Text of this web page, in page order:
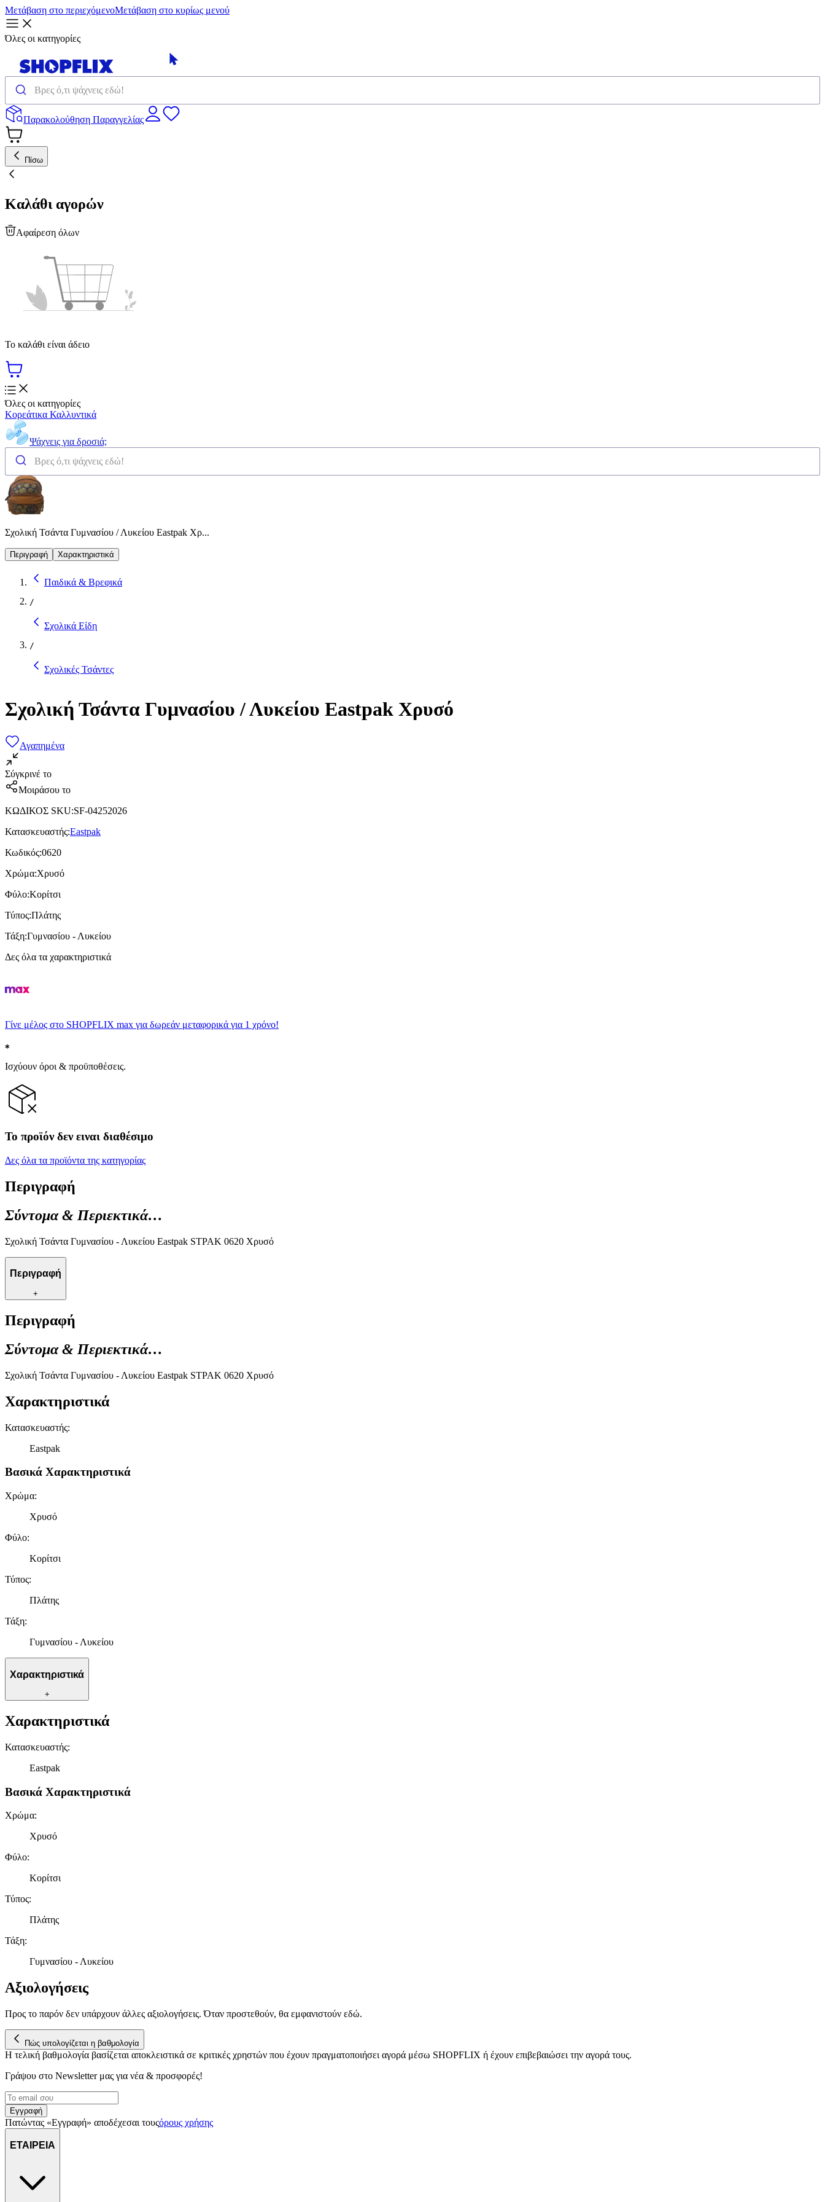
Μετάβαση στο περιεχόμενοΜετάβαση στο κυρίως μενού
Όλες οι κατηγορίες
Παρακολούθηση Παραγγελίας
Πίσω
Καλάθι αγορών
Αφαίρεση όλων
Το καλάθι είναι άδειο
Όλες οι κατηγορίες
Κορεάτικα Καλλυντικά
Ψάχνεις για δροσιά;
Σχολική Τσάντα Γυμνασίου / Λυκείου Eastpak Χρ...
Περιγραφή Χαρακτηριστικά
Παιδικά & Βρεφικά
/
Σχολικά Είδη
/
Σχολικές Τσάντες
Σχολική Τσάντα Γυμνασίου / Λυκείου Eastpak Χρυσό
Αγαπημένα
Σύγκρινέ το
Μοιράσου το
ΚΩΔΙΚΟΣ SKU:SF-04252026
Κατασκευαστής:Eastpak
Κωδικός:0620
Χρώμα:Χρυσό
Φύλο:Κορίτσι
Τύπος:Πλάτης
Τάξη:Γυμνασίου - Λυκείου
Δες όλα τα χαρακτηριστικά
Γίνε μέλος στο SHOPFLIX max για δωρεάν μεταφορικά για 1 χρόνο!
Ισχύουν όροι & προϋποθέσεις.
Το προϊόν δεν ειναι διαθέσιμο
Δες όλα τα προϊόντα της κατηγορίας
Περιγραφή
Σύντομα & Περιεκτικά…
Σχολική Τσάντα Γυμνασίου - Λυκείου Eastpak STPAK 0620 Χρυσό
Περιγραφή
+
Περιγραφή
Σύντομα & Περιεκτικά…
Σχολική Τσάντα Γυμνασίου - Λυκείου Eastpak STPAK 0620 Χρυσό
Χαρακτηριστικά
Κατασκευαστής:
Eastpak
Βασικά Χαρακτηριστικά
Χρώμα:
Χρυσό
Φύλο:
Κορίτσι
Τύπος:
Πλάτης
Τάξη:
Γυμνασίου - Λυκείου
Χαρακτηριστικά
+
Χαρακτηριστικά
Κατασκευαστής:
Eastpak
Βασικά Χαρακτηριστικά
Χρώμα:
Χρυσό
Φύλο:
Κορίτσι
Τύπος:
Πλάτης
Τάξη:
Γυμνασίου - Λυκείου
Αξιολογήσεις
Προς το παρόν δεν υπάρχουν άλλες αξιολογήσεις. Όταν προστεθούν, θα εμφανιστούν εδώ.
Πώς υπολογίζεται η βαθμολογία
Η τελική βαθμολογία βασίζεται αποκλειστικά σε κριτικές χρηστών που έχουν πραγματοποιήσει αγορά μέσω SHOPFLIX ή έχουν επιβεβαιώσει την αγορά τους.
Γράψου στο Νewsletter μας για νέα & προσφορές!
Εγγραφή
Πατώντας «Εγγραφή» αποδέχεσαι τουςόρους χρήσης
ΕΤΑΙΡΕΙΑ